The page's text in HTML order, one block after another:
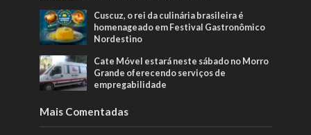
Cuscuz, o rei da culinária brasileira é
homenageado em Festival Gastronômico
Nordestino
Cate Móvel estará neste sábado no Morro
Grande oferecendo serviços de
empregabilidade
Mais Comentadas